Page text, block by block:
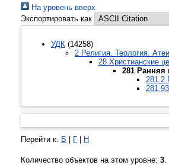
На уровень вверх
Экспортировать как
УДК (14258)
2 Религия. Теология.
28 Христианские
281 Ранняя
281.2
Перейти к: Б | Г | Н
Количество объектов на этом уровне: 3